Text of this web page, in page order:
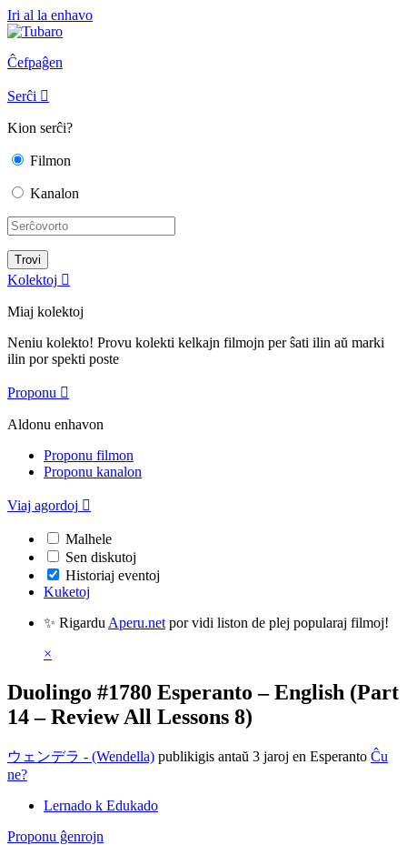
Iri al la enhavo
Ĉefpaĝen
Serĉi 
Kion serĉi?
Filmon
Kanalon
Kolektoj 
Miaj kolektoj
Neniu kolekto! Provu kolekti kelkajn filmojn per ŝati ilin aŭ marki
ilin por spekti poste
Proponu 
Aldonu enhavon
Proponu filmon
Proponu kanalon
Viaj agordoj 
Malhele
Sen diskutoj
Historiaj eventoj
Kuketoj
✨ Rigardu Aperu.net por vidi liston de plej popularaj filmoj!
×
Duolingo #1780 Esperanto – English (Part
14 – Review All Lessons 8)
ウェンデラ - (Wendella) publikigis antaŭ 3 jaroj en Esperanto Ĉu
ne?
Lernado k Edukado
Proponu ĝenrojn